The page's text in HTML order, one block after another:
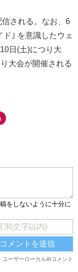
される。なお、6
｣ を意識したウェ
日(土)につり大
大会が開催される